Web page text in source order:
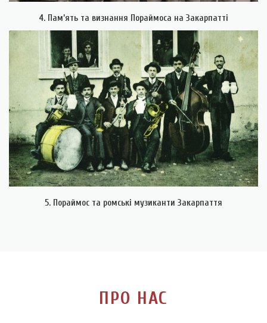
4. Пам’ять та визнання Пораймоса на Закарпатті
5. Пораймос та ромські музиканти Закарпаття
ПРО НАС